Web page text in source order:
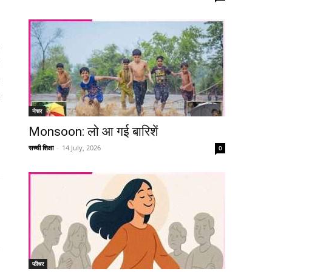
Telegram Copy URL
नेचर
Monsoon: लो आ गई बारिशें
सच्ची शिक्षा - 14 July, 2026 0
फीचर